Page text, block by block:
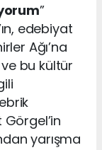
”
edebiyat
Ağı’na
bu kültür
Görgel’in
yarışma